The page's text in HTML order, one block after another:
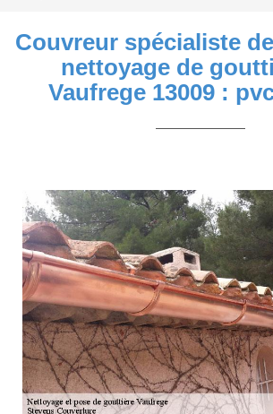
Couvreur spécialiste
nettoyage de
Vaufrege 13009 :